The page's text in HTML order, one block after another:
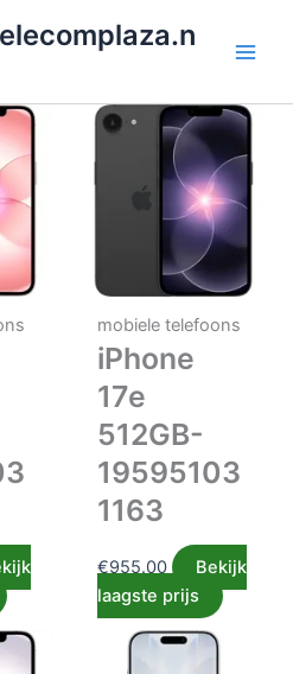
mobiele telefoons
iPhone
17e
512GB-
19595103
1163
€955.00
Bekijk
laagste prijs